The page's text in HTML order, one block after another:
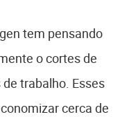
tem pensando
o cortes de
trabalho. Esses
cerca de